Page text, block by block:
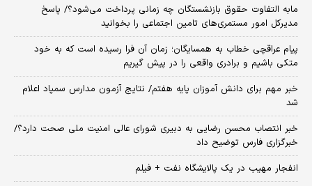
مابه التفاوت حقوق بازنشستگان چه زمانی پرداخت می‌شود؟/ پاسخ
مدیرکل امور مستمری‌های تامین اجتماعی را بخوانید
پیام عراقچی خطاب به همسایگان؛ زمان آن فرا رسیده است که به خود
متکی باشیم و برادری واقعی را در پیش گیریم
خبر مهم برای دانش آموزان پایه هفتم/ نتایج آزمون مدارس سمپاد اعلام
شد
خبر انتصاب محسن رضایی به دبیری شورای عالی امنیت ملی صحت دارد؟/
خبرگزاری فارس توضیح داد
انفجار مهیب در یک پالایشگاه نفت + فیلم